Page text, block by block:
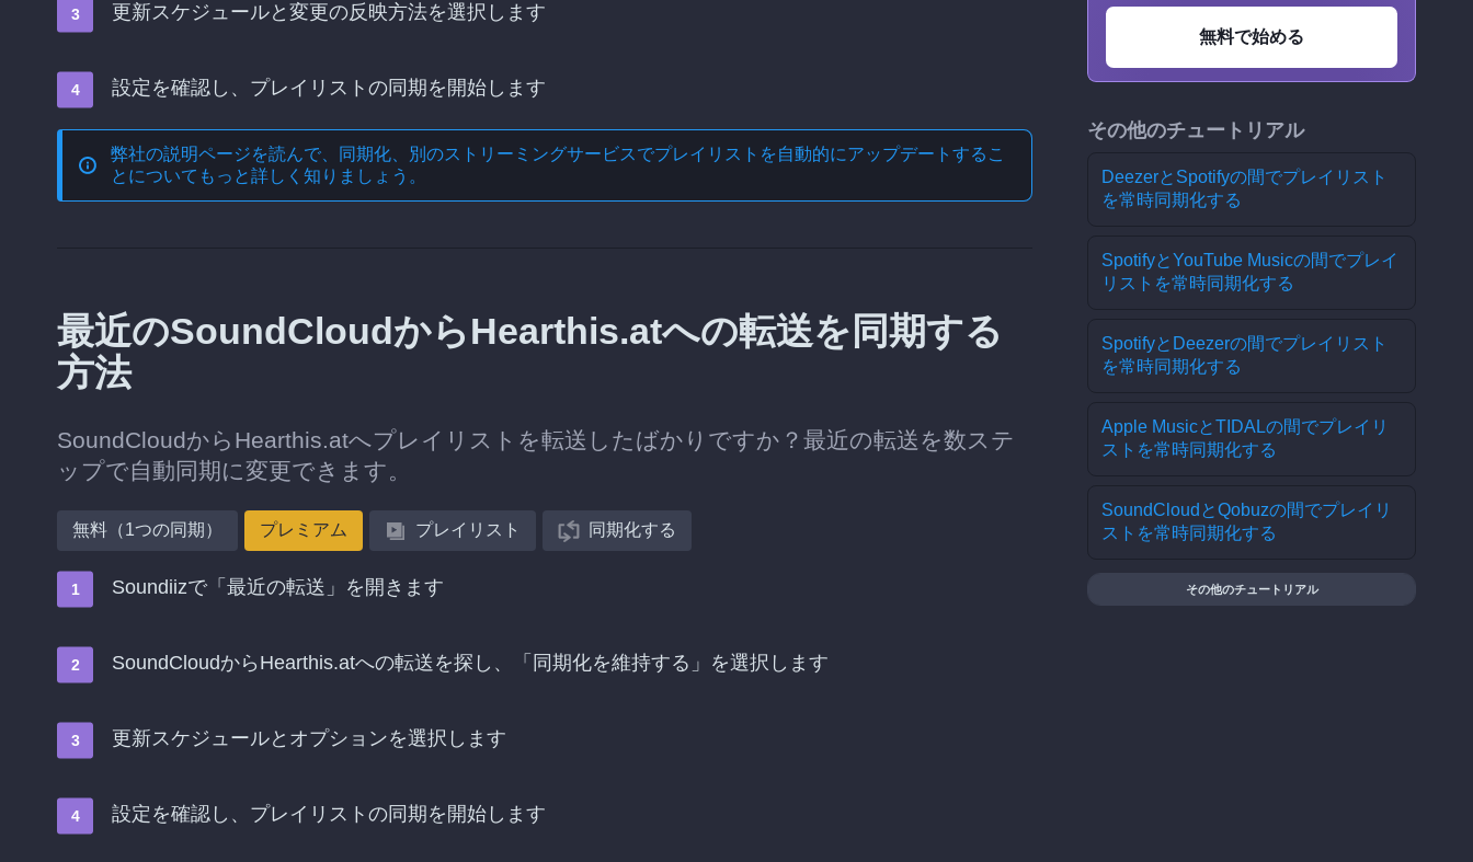
更新スケジュールと変更の反映方法を選択します
設定を確認し、プレイリストの同期を開始します
弊社の説明ページを読んで、 同期化、別のストリーミングサービスでプレイリストを自動的にアップデートする こ
とについてもっと詳しく知りましょう。
最近のSoundCloudからHearthis.atへの転送を同期する
方法
SoundCloudからHearthis.atへプレイリストを転送したばかりですか？最近の転送を数ステ
ップで自動同期に変更できます。
無料（1つの同期） プレミアム プレイリスト 同期化する
Soundiizで「最近の転送」を開きます
SoundCloudからHearthis.atへの転送を探し、「同期化を維持する」を選択します
更新スケジュールとオプションを選択します
設定を確認し、プレイリストの同期を開始します
無料で始める
その他のチュートリアル
DeezerとSpotifyの間でプレイリスト
を常時同期化する
SpotifyとYouTube Musicの間でプレイ
リストを常時同期化する
SpotifyとDeezerの間でプレイリスト
を常時同期化する
Apple MusicとTIDALの間でプレイリ
ストを常時同期化する
SoundCloudとQobuzの間でプレイリ
ストを常時同期化する
その他のチュートリアル